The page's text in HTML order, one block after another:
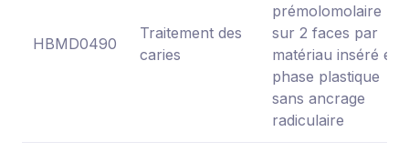
HBMD0490
Traitement des
caries
prémolomolaire
sur 2 faces par
matériau inséré en
phase plastique
sans ancrage
radiculaire